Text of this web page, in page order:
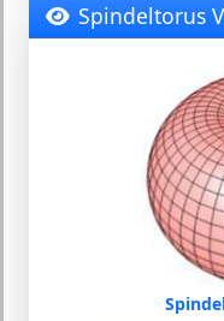
Spindeltorus